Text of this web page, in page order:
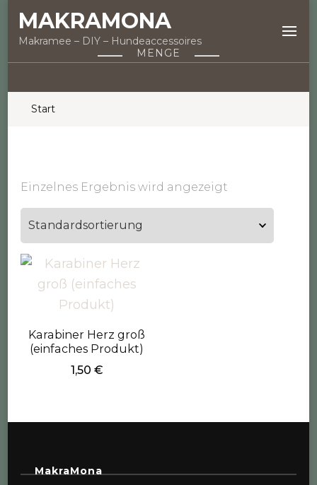
MAKRAMONA
Makramee – DIY – Hundeaccessoires
MENGE
Start
Einzelnes Ergebnis wird angezeigt
Karabiner Herz groß
(einfaches Produkt)
1,50 €
MakraMona